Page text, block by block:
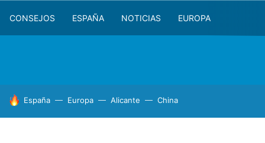
CONSEJOS ESPAÑA NOTICIAS EUROPA
HOY SE HABLA DE
España Europa Alicante China